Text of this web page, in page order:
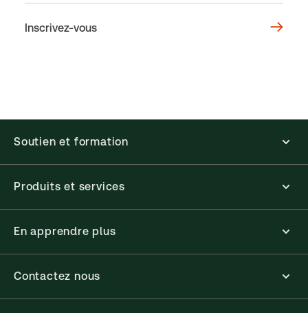
Inscrivez-vous
Soutien et formation
Produits et services
En apprendre plus
Contactez nous